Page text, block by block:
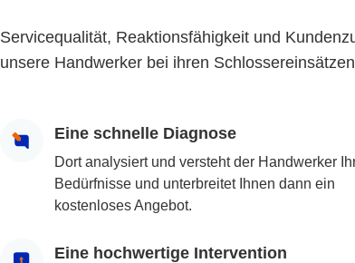
Servicequalität, Reaktionsfähigkeit und
unsere Handwerker bei ihren
Eine schnelle Diagnose
Dort analysiert und versteht der Handwerker
Bedürfnisse und unterbreitet Ihnen dann ein
kostenloses Angebot.
Eine hochwertige Intervention